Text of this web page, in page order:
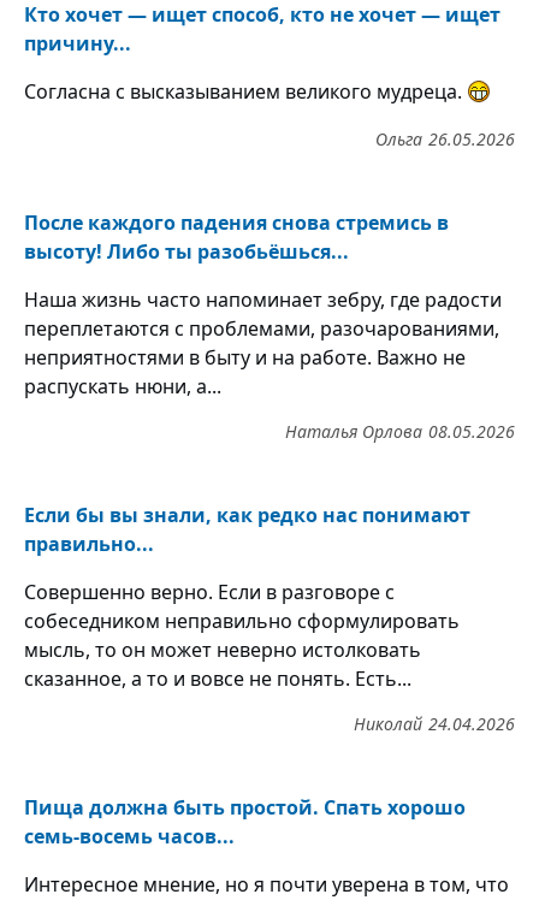
Кто хочет — ищет способ, кто не хочет — ищет
причину...
Согласна с высказыванием великого мудреца.
26.05.2026
Ольга
После каждого падения снова стремись в
высоту! Либо ты разобьёшься...
Наша жизнь часто напоминает зебру, где радости
переплетаются с проблемами, разочарованиями,
неприятностями в быту и на работе. Важно не
распускать нюни, а...
08.05.2026
Наталья Орлова
Если бы вы знали, как редко нас понимают
правильно...
Совершенно верно. Если в разговоре с
собеседником неправильно сформулировать
мысль, то он может неверно истолковать
сказанное, а то и вовсе не понять. Есть...
24.04.2026
Николай
Пища должна быть простой. Спать хорошо
семь-восемь часов...
Интересное мнение, но я почти уверена в том, что